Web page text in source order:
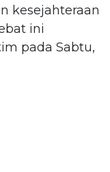
kesejahteraan
ini
pada Sabtu,